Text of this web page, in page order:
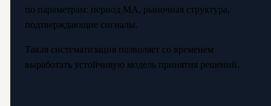
по параметрам: период МА, рыночная структура,
подтверждающие сигналы.
Такая систематизация позволяет со временем
выработать устойчивую модель принятия решений.